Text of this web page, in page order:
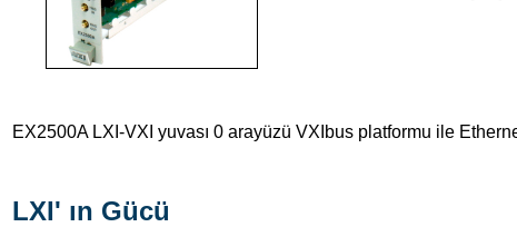
EX2500A LXI-VXI yuvası 0 arayüzü VXIbus platformu ile
LXI' ın Gücü